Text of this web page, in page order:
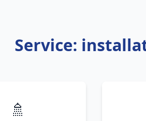
Service:
🚿